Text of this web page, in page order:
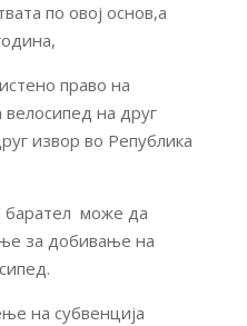
по овој основ,а
право на
велосипед на друг
извор во Република
може да
за добивање на
на субвенција